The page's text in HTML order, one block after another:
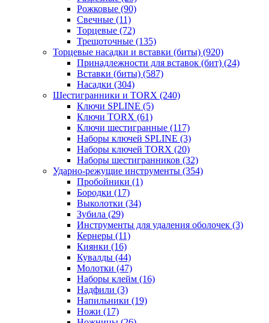
Рожковые (90)
Свечные (11)
Торцевые (72)
Трещоточные (135)
Торцевые насадки и вставки (биты) (920)
Принадлежности для вставок (бит) (24)
Вставки (биты) (587)
Насадки (304)
Шестигранники и TORX (240)
Ключи SPLINE (5)
Ключи TORX (61)
Ключи шестигранные (117)
Наборы ключей SPLINE (3)
Наборы ключей TORX (20)
Наборы шестигранников (32)
Ударно-режущие инструменты (354)
Пробойники (1)
Бородки (17)
Выколотки (34)
Зубила (29)
Инструменты для удаления оболочек (3)
Кернеры (11)
Киянки (16)
Кувалды (44)
Молотки (47)
Наборы клейм (16)
Надфили (3)
Напильники (19)
Ножи (17)